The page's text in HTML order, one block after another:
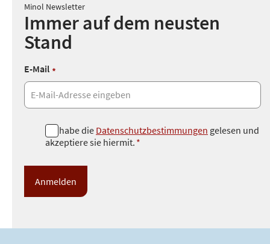
Minol Newsletter
Immer auf dem neusten
Stand
E-Mail *
h
Ich habe die Datenschutzbestimmungen gelesen und
akzeptiere sie hiermit. *